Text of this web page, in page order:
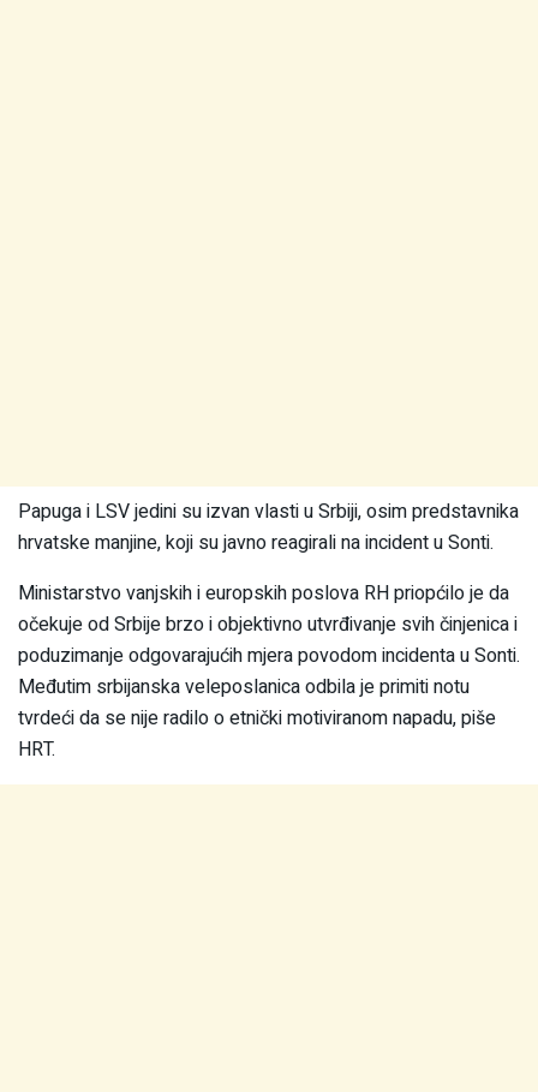
Papuga i LSV jedini su izvan vlasti u Srbiji, osim predstavnika
hrvatske manjine, koji su javno reagirali na incident u Sonti.
Ministarstvo vanjskih i europskih poslova RH priopćilo je da
očekuje od Srbije brzo i objektivno utvrđivanje svih činjenica i
poduzimanje odgovarajućih mjera povodom incidenta u Sonti.
Međutim srbijanska veleposlanica odbila je primiti notu
tvrdeći da se nije radilo o etnički motiviranom napadu, piše
HRT.